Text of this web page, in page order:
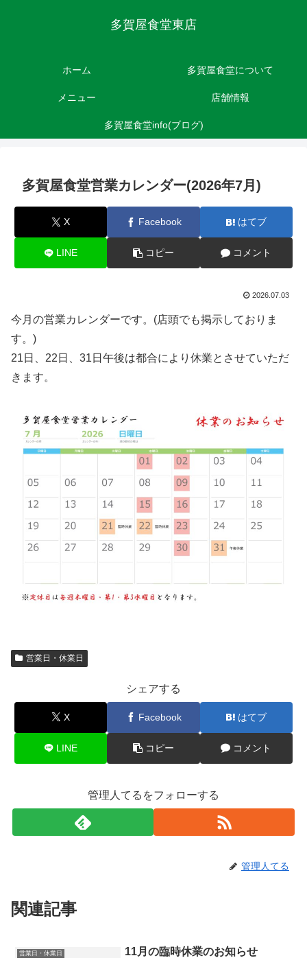
多賀屋食堂東店
ホーム 多賀屋食堂について
メニュー 店舗情報
多賀屋食堂info(ブログ)
多賀屋食堂営業カレンダー(2026年7月)
X Facebook はてブ
LINE コピー コメント
2026.07.03
今月の営業カレンダーです。(店頭でも掲示しておりま
す。)
21日、22日、31日午後は都合により休業とさせていただ
きます。
営業日・休業日
シェアする
X Facebook はてブ
LINE コピー コメント
管理人てるをフォローする
管理人てる
関連記事
営業日・休業日 11月の臨時休業のお知らせ